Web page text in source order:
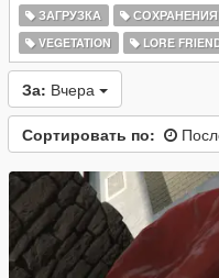
ЗАГРУЗКА
СОХРАНЕНИЯ
VEGETATION
LORE
За: Вчера
Сортировать по: